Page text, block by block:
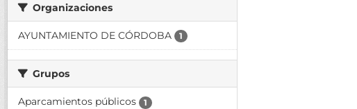
Organizaciones
AYUNTAMIENTO DE CÓRDOBA 1
Grupos
Aparcamientos públicos 1